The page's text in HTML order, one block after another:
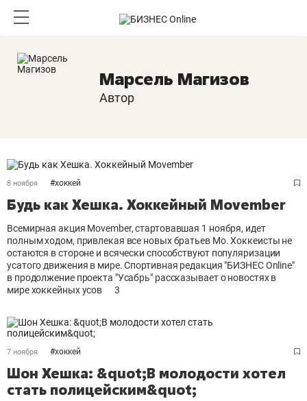
Марсель Магизов
Автор
8 ноября #хоккей
Будь как Хешка. Хоккейный Movember
Всемирная акция Movember, стартовавшая 1 ноября, идет
полным ходом, привлекая все новых братьев Мо. Хоккеисты не
остаются в стороне и всячески способствуют популяризации
усатого движения в мире. Спортивная редакция "БИЗНЕС Online"
в продолжение проекта "Усабрь" рассказывает о новостях в
мире хоккейных усов
3
7 ноября #хоккей
Шон Хешка: &quot;В молодости хотел
стать полицейским&quot;